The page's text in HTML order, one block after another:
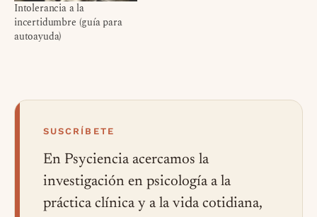
Intolerancia a la
incertidumbre (guía para
autoayuda)
SUSCRÍBETE
En Psyciencia acercamos la
investigación en psicología a la
práctica clínica y a la vida cotidiana,